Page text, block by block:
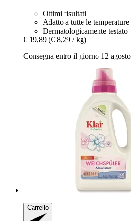
Ottimi risultati
Adatto a tutte le temperature
Dermatologicamente testato
€ 19,89 (€ 8,29 / kg)
Consegna entro il giorno 12 agosto
Carrello